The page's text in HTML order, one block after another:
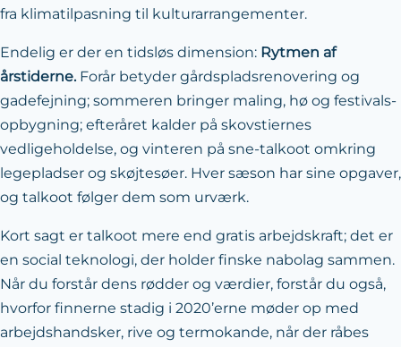
fra klimatilpasning til kulturarrangementer.
Endelig er der en tidsløs dimension: Rytmen af
årstiderne.Forår betyder gårdspladsrenovering og
gadefejning; sommeren bringer maling, hø og festivals‐
opbygning; efteråret kalder på skovstiernes
vedligeholdelse, og vinteren på sne‐talkoot omkring
legepladser og skøjtesøer. Hver sæson har sine opgaver,
og talkoot følger dem som urværk.
Kort sagt er talkoot mere end gratis arbejdskraft; det er
en social teknologi, der holder finske nabolag sammen.
Når du forstår dens rødder og værdier, forstår du også,
hvorfor finnerne stadig i 2020’erne møder op med
arbejdshandsker, rive og termokande, når der råbes